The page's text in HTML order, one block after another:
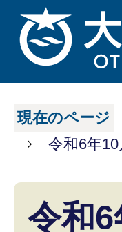
現在のページ
令和6年
令和